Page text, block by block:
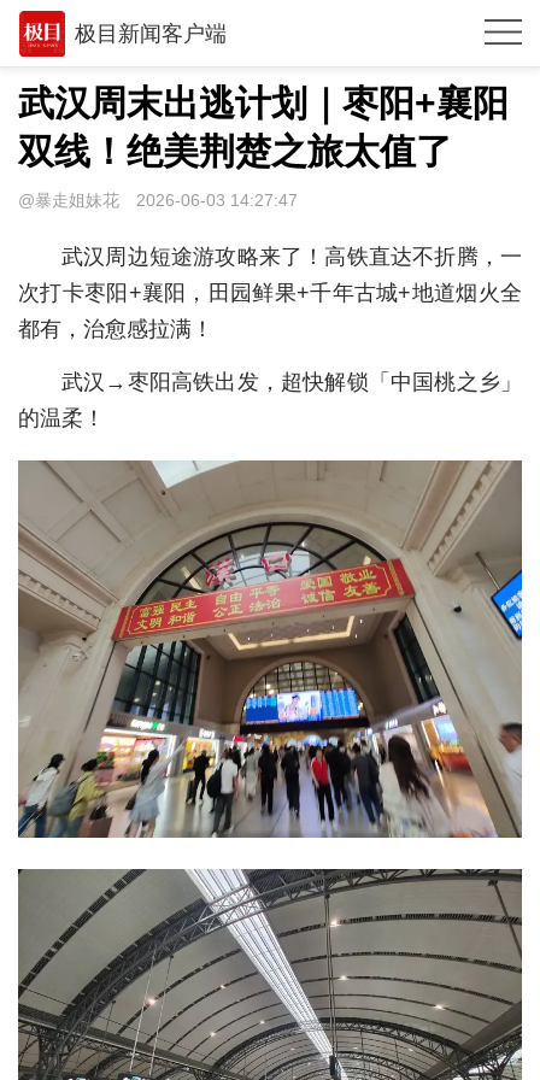
极目新闻客户端
推荐
观点
时政
武汉
世相
环球
专题
极客圈
经济
城建
科教
健康
相亲
汽车
消费
创意
文化
武汉周末出逃计划｜枣阳+襄阳
双线！绝美荆楚之旅太值了
@暴走姐妹花 2026-06-03 14:27:47
武汉周边短途游攻略来了！高铁直达不折腾，一
次打卡枣阳+襄阳，田园鲜果+千年古城+地道烟火全
都有，治愈感拉满！
武汉→枣阳高铁出发，超快解锁「中国桃之乡」
的温柔！